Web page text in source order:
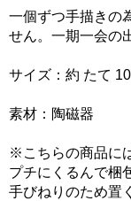
一個ずつ手描きの
せん。一期一会の
サイズ：約 たて
素材：陶磁器
※こちらの商品に
プチにくるんで梱
手びねりのため置